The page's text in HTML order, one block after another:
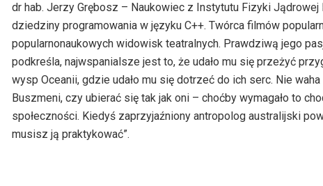
dr hab. Jerzy Grębosz – Naukowiec z Instytutu Fizyki
dziedziny programowania w języku C++. Twórca filmów
popularnonaukowych widowisk teatralnych. Prawdziwą jego
podkreśla, najwspanialsze jest to, że udało mu się przeżyć
wysp Oceanii, gdzie udało mu się dotrzeć do ich serc. Nie
Buszmeni, czy ubierać się tak jak oni – choćby wymagało to
społeczności. Kiedyś zaprzyjaźniony antropolog australijski
musisz ją praktykować”.